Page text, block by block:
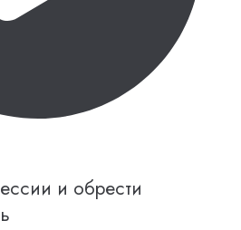
и обрести